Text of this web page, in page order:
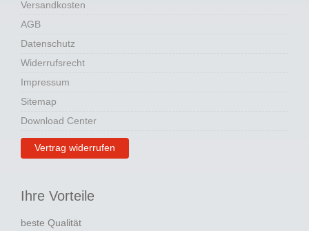
Versandkosten
AGB
Datenschutz
Widerrufsrecht
Impressum
Sitemap
Download Center
Vertrag widerrufen
Ihre Vorteile
beste Qualität